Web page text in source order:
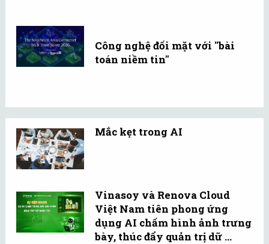
Công nghệ đối mặt với "bài
toán niềm tin"
Mắc kẹt trong AI
Vinasoy và Renova Cloud
Việt Nam tiên phong ứng
dụng AI chấm hình ảnh trưng
bày, thúc đẩy quản trị dữ ...